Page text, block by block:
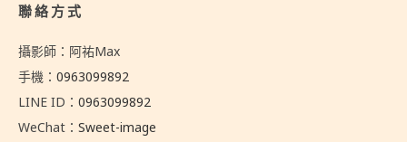
聯絡方式
攝影師：阿祐Max
手機： 0963099892
LINE ID： 0963099892
WeChat： Sweet-image